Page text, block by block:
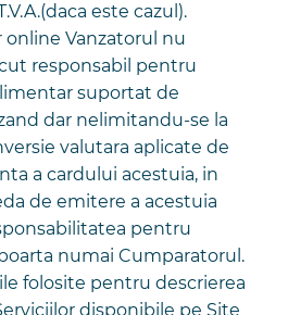
este cazul).
online Vanzatorul nu
responsabil pentru
suportat de
dar nelimitandu-se la
valutara aplicate de
a cardului acestuia, in
de emitere a acestuia
pentru
numai Cumparatorul.
folosite pentru descrierea
disponibile pe Site